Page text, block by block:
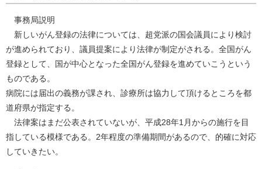
事務局説明
新しいがん登録の法律については、超党派の国会議員により検討
が進められており、議員提案により法律が制定がされる。全国がん
登録として、国が中心となった全国がん登録を進めていこうという
ものである。
病院には届出の義務が課され、診療所は協力して頂けるところを都
道府県が指定する。
法律案はまだ公表されていないが、平成28年1月からの施行を目
指している模様である。2年程度の準備期間があるので、的確に対応
していきたい。